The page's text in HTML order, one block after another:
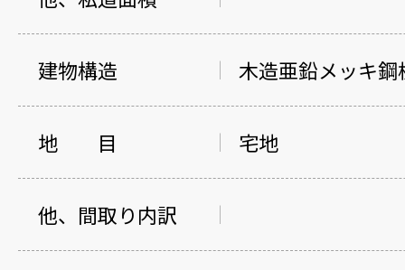
建物構造 木造亜鉛メッキ
地 目 宅地
他、間取り内訳